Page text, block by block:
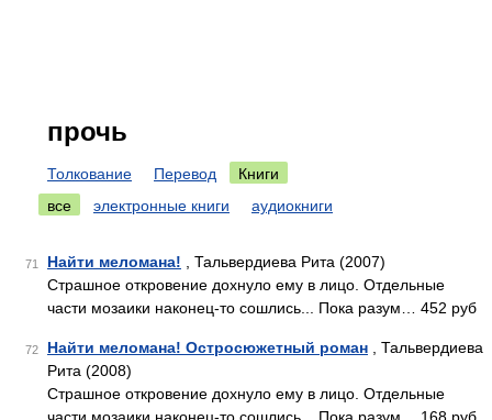
прочь
Толкование Перевод
Книги
все
электронные книги аудиокниги
71 Найти меломана! , Тальвердиева Рита (2007)
Страшное откровение дохнуло ему в лицо. Отдельные
части мозаики наконец-то сошлись... Пока разум… 452 руб
72 Найти меломана! Остросюжетный роман , Тальвердиева
Рита (2008)
Страшное откровение дохнуло ему в лицо. Отдельные